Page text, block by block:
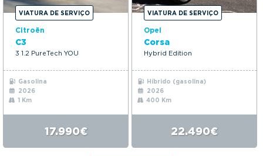
VIATURA DE SERVIÇO
Citroën
C3
3 1.2 PureTech YOU
Gasolina
2026
1 Km
17.990€
VIATURA DE SERVIÇO
Opel
Corsa
Hybrid Edition
Híbrido (gasolina)
2026
400 Km
22.490€